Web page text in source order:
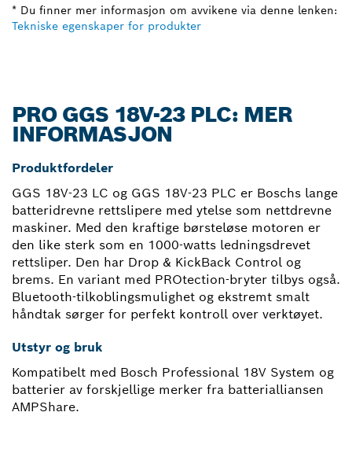
* Du finner mer informasjon om avvikene via denne lenken:
Tekniske egenskaper for produkter
PRO GGS 18V-23 PLC: MER
INFORMASJON
Produktfordeler
GGS 18V-23 LC og GGS 18V-23 PLC er Boschs lange
batteridrevne rettslipere med ytelse som nettdrevne
maskiner. Med den kraftige børsteløse motoren er
den like sterk som en 1000-watts ledningsdrevet
rettsliper. Den har Drop & KickBack Control og
brems. En variant med PROtection-bryter tilbys også.
Bluetooth-tilkoblingsmulighet og ekstremt smalt
håndtak sørger for perfekt kontroll over verktøyet.
Utstyr og bruk
Kompatibelt med Bosch Professional 18V System og
batterier av forskjellige merker fra batterialliansen
AMPShare.